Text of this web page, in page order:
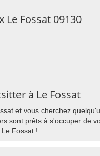
Le Fossat 09130
à Le Fossat
et vous cherchez
sont prêts à s'occuper de
Fossat !